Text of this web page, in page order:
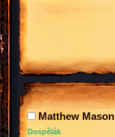
Matthew Mason
Dospělák